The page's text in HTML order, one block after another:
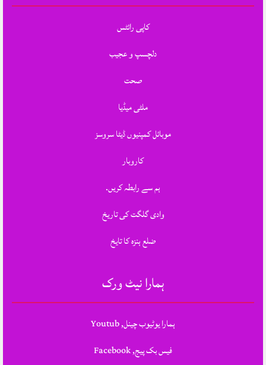
کاپی رائٹس
دلچسپ و عجیب
صحت
ملٹی میڈیا
موبائل کمپنیوں ڈیٹا سروسز
کاروبار
ہم سے رابطہ کریں.
وادی گلگت کی تاریخ
ضلع ہنزہ کا تایخ
ہمارا نیٹ ورک
ہمارا یوٹیوب چینل, Youtub
فیس بک پیج, Facebook